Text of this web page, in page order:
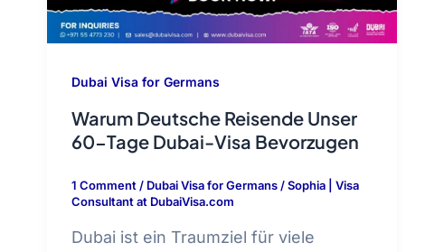
Dubai Visa for Germans
Warum Deutsche Reisende Unser
60-Tage Dubai-Visa Bevorzugen
1 Comment / Dubai Visa for Germans /Sophia | Visa
Consultant at DubaiVisa.com
Dubai ist ein Traumziel für viele